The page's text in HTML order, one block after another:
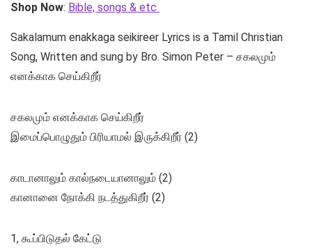
Shop Now: Bible, songs & etc
Sakalamum enakkaga seikireer Lyrics is a Tamil Christian
Song, Written and sung by Bro. Simon Peter – சகலமும்
எனக்காக செய்கிறீர்
சகலமும் எனக்காக செய்கிறீர்
இமைப்பொழுதும் பிரியாமல் இருக்கிறீர் (2)
காடானாலும் கால்நடையானாலும் (2)
கானானை நோக்கி நடத்துகிறீர் (2)
1, கூப்பிடுதல் கேட்டு